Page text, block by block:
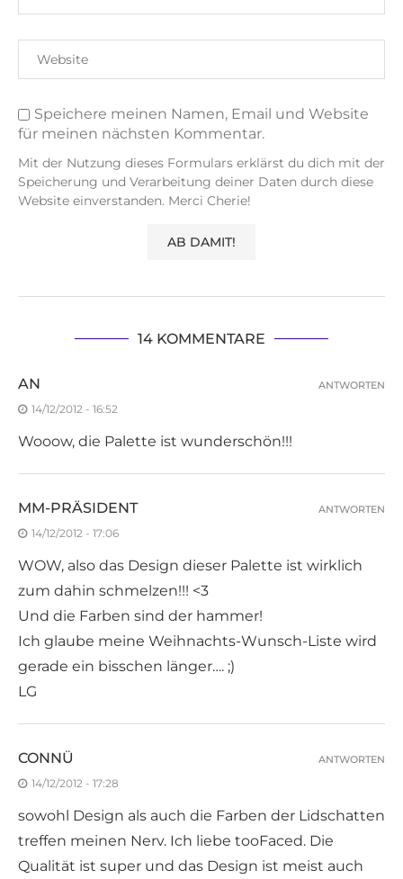
Speichere meinen Namen, Email und Website
für meinen nächsten Kommentar.
Mit der Nutzung dieses Formulars erklärst du dich mit der
Speicherung und Verarbeitung deiner Daten durch diese
Website einverstanden. Merci Cherie!
14 KOMMENTARE
AN
14/12/2012 - 16:52
Wooow, die Palette ist wunderschön!!!
ANTWORTEN
MM-PRÄSIDENT
14/12/2012 - 17:06
WOW, also das Design dieser Palette ist wirklich
zum dahin schmelzen!!! <3
Und die Farben sind der hammer!
Ich glaube meine Weihnachts-Wunsch-Liste wird
gerade ein bisschen länger…. ;)
LG
ANTWORTEN
CONNÜ
14/12/2012 - 17:28
sowohl Design als auch die Farben der Lidschatten
treffen meinen Nerv. Ich liebe tooFaced. Die
Qualität ist super und das Design ist meist auch
ANTWORTEN